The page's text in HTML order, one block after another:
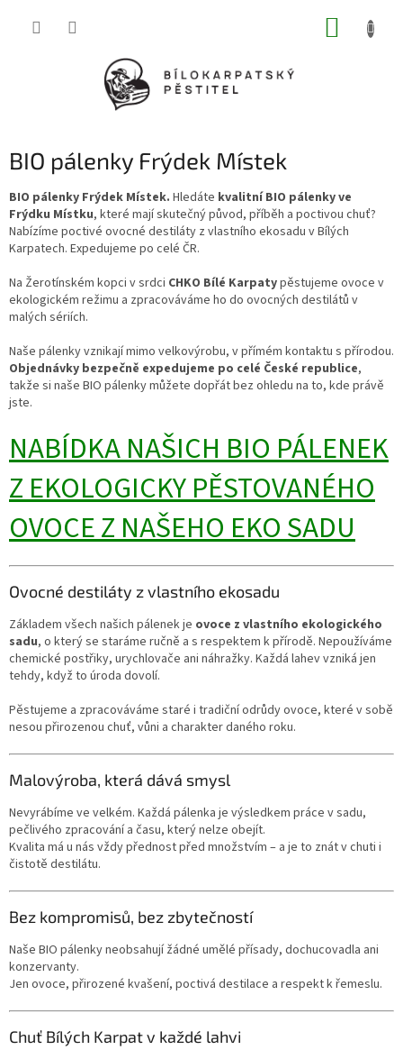
BIO pálenky Frýdek Místek
BIO pálenky Frýdek Místek. Hledáte kvalitní BIO pálenky ve
Frýdku Místku, které mají skutečný původ, příběh a poctivou chuť?
Nabízíme poctivé ovocné destiláty z vlastního ekosadu v Bílých
Karpatech. Expedujeme po celé ČR.
Na Žerotínském kopci v srdci CHKO Bílé Karpatypěstujeme ovoce v
ekologickém režimu a zpracováváme ho do ovocných destilátů v
malých sériích.
Naše pálenky vznikají mimo velkovýrobu, v přímém kontaktu s přírodou.
Objednávky bezpečně expedujeme po celé České republice,
takže si naše BIO pálenky můžete dopřát bez ohledu na to, kde právě
jste.
NABÍDKA NAŠICH BIO PÁLENEK
Z EKOLOGICKY PĚSTOVANÉHO
OVOCE Z NAŠEHO EKO SADU
Ovocné destiláty z vlastního ekosadu
Základem všech našich pálenek je ovoce z vlastního ekologického
sadu, o který se staráme ručně a s respektem k přírodě. Nepoužíváme
chemické postřiky, urychlovače ani náhražky. Každá lahev vzniká jen
tehdy, když to úroda dovolí.
Pěstujeme a zpracováváme staré i tradiční odrůdy ovoce, které v sobě
nesou přirozenou chuť, vůni a charakter daného roku.
Malovýroba, která dává smysl
Nevyrábíme ve velkém. Každá pálenka je výsledkem práce v sadu,
pečlivého zpracování a času, který nelze obejít.
Kvalita má u nás vždy přednost před množstvím – a je to znát v chuti i
čistotě destilátu.
Bez kompromisů, bez zbytečností
Naše BIO pálenky neobsahují žádné umělé přísady, dochucovadla ani
konzervanty.
Jen ovoce, přirozené kvašení, poctivá destilace a respekt k řemeslu.
Chuť Bílých Karpat v každé lahvi